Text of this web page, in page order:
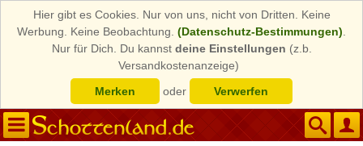
Hier gibt es Cookies. Nur von uns, nicht von Dritten. Keine
Werbung. Keine Beobachtung. (Datenschutz-Bestimmungen)
Nur für Dich. Du kannst deine Einstellungen (z.b.
Versandkostenanzeige)
Merken
oder Verwerfen